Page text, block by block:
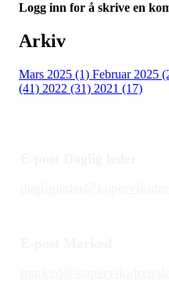
Logg inn for å skrive en
Arkiv
Mars 2025 (1) Februar 2025
(41) 2022 (31) 2021 (17)